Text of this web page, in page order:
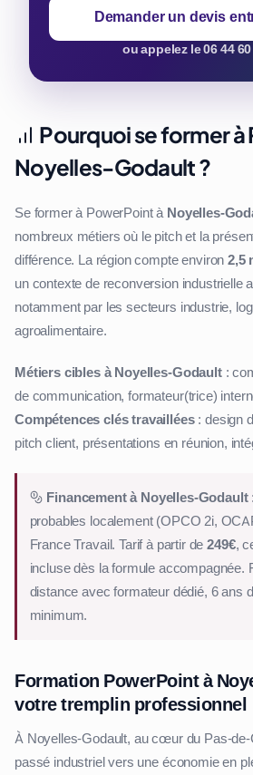
Demander un devis
ou appelez le 06 44 60
Pourquoi se former à
Noyelles-Godault ?
Se former à PowerPoint à Noyelles-
nombreux métiers où le pitch et la
différence. La région compte environ2,5
un contexte de reconversion industrielle
notamment par les secteurs industrie,
agroalimentaire.
Métiers cibles à Noyelles-Godault:
de communication, formateur(trice)
Compétences clés travaillées: design
pitch client, présentations en réunion,
Financement à Noyelles-Godault
probables localement (OPCO 2i,
France Travail. Tarif à partir de249€,
incluse dès la formule accompagnée.
distance avec formateur dédié, 6 ans
minimum.
Formation PowerPoint à
votre tremplin professionnel
À Noyelles-Godault, au cœur du Pas-
passé industriel vers une économie en